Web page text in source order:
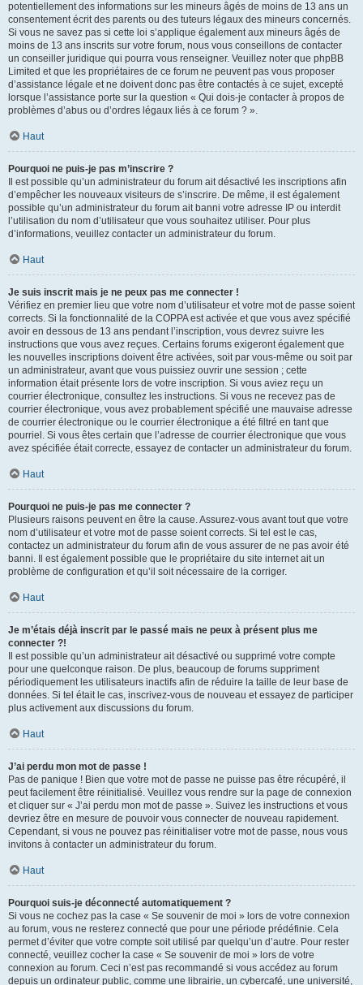
potentiellement des informations sur les mineurs âgés de moins de 13 ans un
consentement écrit des parents ou des tuteurs légaux des mineurs concernés.
Si vous ne savez pas si cette loi s’applique également aux mineurs âgés de
moins de 13 ans inscrits sur votre forum, nous vous conseillons de contacter
un conseiller juridique qui pourra vous renseigner. Veuillez noter que phpBB
Limited et que les propriétaires de ce forum ne peuvent pas vous proposer
d’assistance légale et ne doivent donc pas être contactés à ce sujet, excepté
lorsque l’assistance porte sur la question « Qui dois-je contacter à propos de
problèmes d’abus ou d’ordres légaux liés à ce forum ? ».
Haut
Pourquoi ne puis-je pas m’inscrire ?
Il est possible qu’un administrateur du forum ait désactivé les inscriptions afin
d’empêcher les nouveaux visiteurs de s’inscrire. De même, il est également
possible qu’un administrateur du forum ait banni votre adresse IP ou interdit
l’utilisation du nom d’utilisateur que vous souhaitez utiliser. Pour plus
d’informations, veuillez contacter un administrateur du forum.
Haut
Je suis inscrit mais je ne peux pas me connecter !
Vérifiez en premier lieu que votre nom d’utilisateur et votre mot de passe soient
corrects. Si la fonctionnalité de la COPPA est activée et que vous avez spécifié
avoir en dessous de 13 ans pendant l’inscription, vous devrez suivre les
instructions que vous avez reçues. Certains forums exigeront également que
les nouvelles inscriptions doivent être activées, soit par vous-même ou soit par
un administrateur, avant que vous puissiez ouvrir une session ; cette
information était présente lors de votre inscription. Si vous aviez reçu un
courrier électronique, consultez les instructions. Si vous ne recevez pas de
courrier électronique, vous avez probablement spécifié une mauvaise adresse
de courrier électronique ou le courrier électronique a été filtré en tant que
pourriel. Si vous êtes certain que l’adresse de courrier électronique que vous
avez spécifiée était correcte, essayez de contacter un administrateur du forum.
Haut
Pourquoi ne puis-je pas me connecter ?
Plusieurs raisons peuvent en être la cause. Assurez-vous avant tout que votre
nom d’utilisateur et votre mot de passe soient corrects. Si tel est le cas,
contactez un administrateur du forum afin de vous assurer de ne pas avoir été
banni. Il est également possible que le propriétaire du site internet ait un
problème de configuration et qu’il soit nécessaire de la corriger.
Haut
Je m’étais déjà inscrit par le passé mais ne peux à présent plus me
connecter ?!
Il est possible qu’un administrateur ait désactivé ou supprimé votre compte
pour une quelconque raison. De plus, beaucoup de forums suppriment
périodiquement les utilisateurs inactifs afin de réduire la taille de leur base de
données. Si tel était le cas, inscrivez-vous de nouveau et essayez de participer
plus activement aux discussions du forum.
Haut
J’ai perdu mon mot de passe !
Pas de panique ! Bien que votre mot de passe ne puisse pas être récupéré, il
peut facilement être réinitialisé. Veuillez vous rendre sur la page de connexion
et cliquer sur « J’ai perdu mon mot de passe ». Suivez les instructions et vous
devriez être en mesure de pouvoir vous connecter de nouveau rapidement.
Cependant, si vous ne pouvez pas réinitialiser votre mot de passe, nous vous
invitons à contacter un administrateur du forum.
Haut
Pourquoi suis-je déconnecté automatiquement ?
Si vous ne cochez pas la case « Se souvenir de moi » lors de votre connexion
au forum, vous ne resterez connecté que pour une période prédéfinie. Cela
permet d’éviter que votre compte soit utilisé par quelqu’un d’autre. Pour rester
connecté, veuillez cocher la case « Se souvenir de moi » lors de votre
connexion au forum. Ceci n’est pas recommandé si vous accédez au forum
depuis un ordinateur public, comme une librairie, un cybercafé, une université,